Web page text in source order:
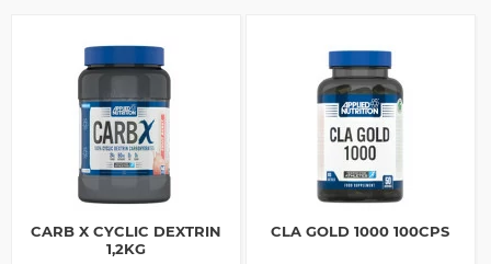
CARB X CYCLIC DEXTRIN
1,2KG
CLA GOLD 1000 100CPS